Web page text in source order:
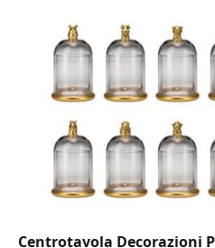
Centrotavola Decorazioni